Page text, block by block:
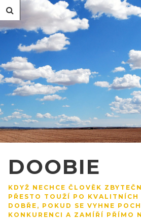
DOOBIE
KDYŽ NECHCE ČLOVĚK
PŘESTO TOUŽÍ PO
DOBŘE, POKUD SE VYHNE
KONKURENCI A ZAMÍŘÍ PŘÍMO